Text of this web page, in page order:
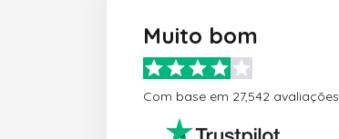
Muito bom
Com base em 27,542 avaliações